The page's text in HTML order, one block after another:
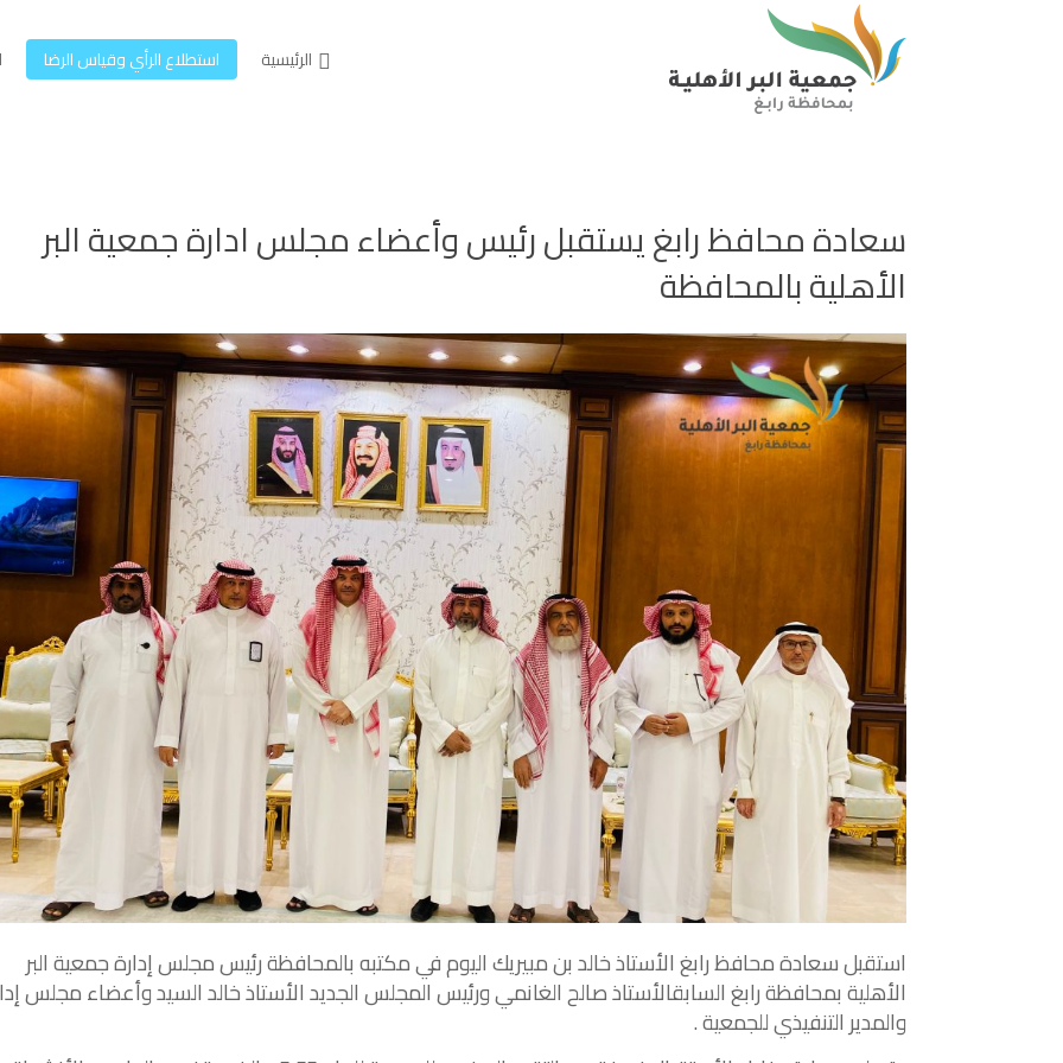
الرئيسية استطلاع الرأي وقياس الرضا
سعادة محافظ رابغ يستقبل رئيس وأعضاء مجلس ادارة جمعية البر
الأهلية بالمحافظة
استقبلسعادةمحافظرابغالأستاذخالدبنمبيريكاليومفيمكتبهبالمحافظةرئيسمجلسإدارةجمعيةالبر
الأهليةبمحافظةرابغالسابقالأستاذصالحالغانميورئيسالمجلسالجديدالأستاذخالدالسيدوأعضاءمجلس
والمديرالتنفيذيللجمعية.